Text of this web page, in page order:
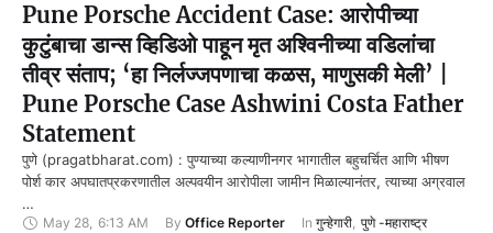
Pune Porsche Accident Case: आरोपीच्या
कुटुंबाचा डान्स व्हिडिओ पाहून मृत अश्विनीच्या वडिलांचा
तीव्र संताप; ‘हा निर्लज्जपणाचा कळस, माणुसकी मेली’ |
Pune Porsche Case Ashwini Costa Father
Statement
पुणे (pragatbharat.com) : पुण्याच्या कल्याणीनगर भागातील बहुचर्चित आणि भीषण
पोर्श कार अपघातप्रकरणातील अल्पवयीन आरोपीला जामीन मिळाल्यानंतर, त्याच्या अग्रवाल
…
May 28, 6:13 AM By Office Reporter In गुन्हेगारी, पुणे -महाराष्ट्र